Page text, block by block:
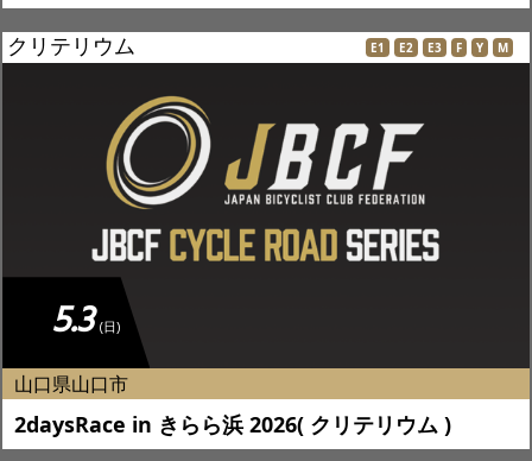
クリテリウム E1 E2 E3 F Y M
5.3 (日)
山口県山口市
2daysRace in きらら浜 2026( クリテリウム )